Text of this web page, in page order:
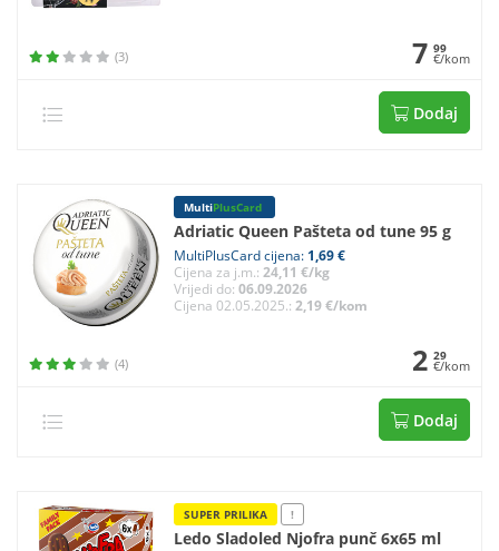
(3) 7 99
€/kom
Dodaj
MultiPlusCard
Adriatic Queen Pašteta od tune 95 g
MultiPlusCard cijena: 1,69 €
Cijena za j.m.: 24,11 €/kg
Vrijedi do: 06.09.2026
Cijena 02.05.2025.: 2,19 €/kom
(4) 2 29
€/kom
Dodaj
SUPER PRILIKA !
Ledo Sladoled Njofra punč 6x65 ml